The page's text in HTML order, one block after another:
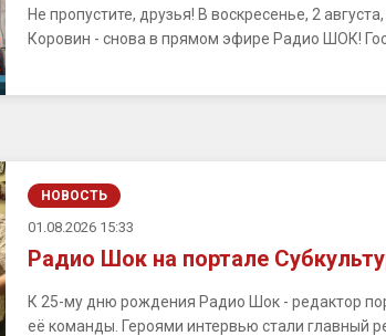
Не пропустите, друзья! В воскресенье, 2
Коровин - снова в прямом эфире Радио ШОК!
НОВОСТЬ
01.08.2026 15:33
Радио Шок на портале
К 25-му дню рождения Радио Шок - редактор
её команды. Героями интервью стали главный